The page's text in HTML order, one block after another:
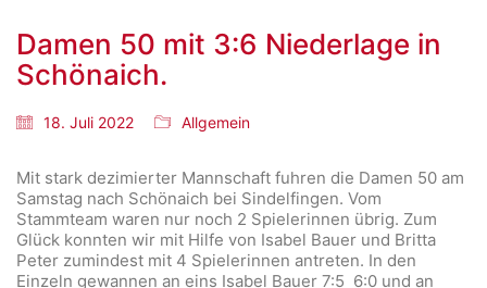
Damen 50 mit 3:6 Niederlage in
Schönaich.
18. Juli 2022 Allgemein
Mit stark dezimierter Mannschaft fuhren die Damen 50 am
Samstag nach Schönaich bei Sindelfingen. Vom
Stammteam waren nur noch 2 Spielerinnen übrig. Zum
Glück konnten wir mit Hilfe von Isabel Bauer und Britta
Peter zumindest mit 4 Spielerinnen antreten. In den
Einzeln gewannen an eins Isabel Bauer 7:5 6:0 und an